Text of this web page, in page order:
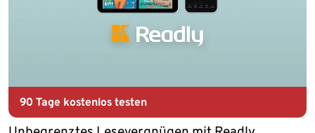
90 Tage kostenlos testen